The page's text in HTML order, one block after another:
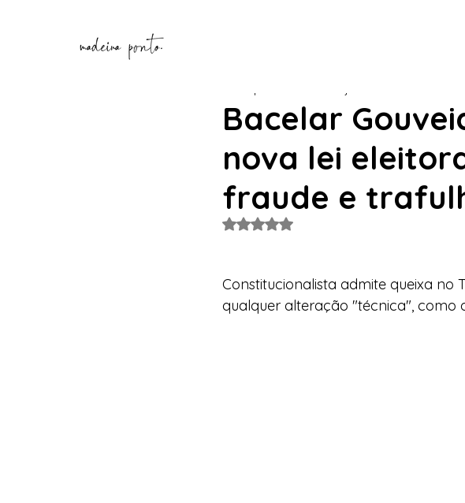
Bacelar
nova lei
fraude e
Avaliado com NaN de 5 estrelas.
Constitucionalista admite queixa no
qualquer alteração "técnica", como